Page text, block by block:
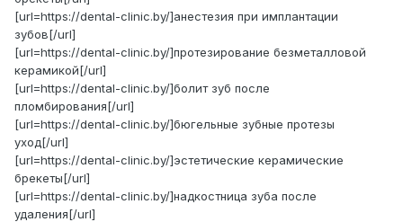
[url=https://dental-clinic.by/]анестезия при имплантации
зубов[/url]
[url=https://dental-clinic.by/]протезирование безметалловой
керамикой[/url]
[url=https://dental-clinic.by/]болит зуб после
пломбирования[/url]
[url=https://dental-clinic.by/]бюгельные зубные протезы
уход[/url]
[url=https://dental-clinic.by/]эстетические керамические
брекеты[/url]
[url=https://dental-clinic.by/]надкостница зуба после
удаления[/url]